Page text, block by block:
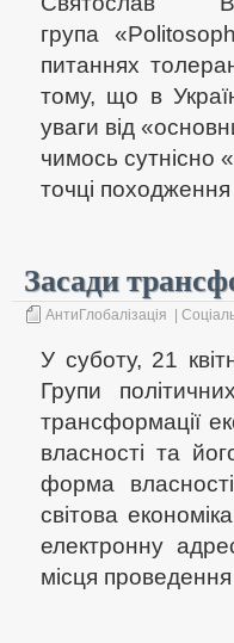
група
питаннях
тому, що в
уваги від
чимось сутнісно
точці
Засади
АнтиГлобалізація
У суботу, 21
Групи
трансформації
власності та
форма
світова
електронну
місця